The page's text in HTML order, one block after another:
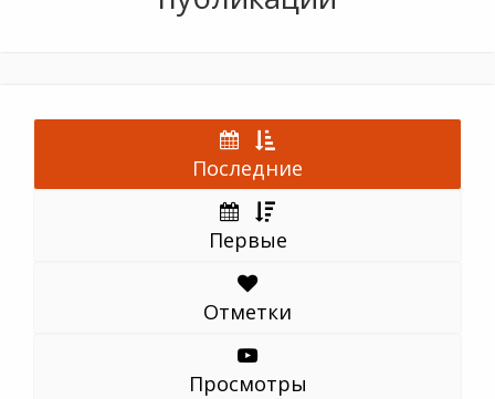
Последние
Первые
Отметки
Просмотры